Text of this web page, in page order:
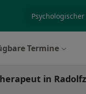
Termine
in